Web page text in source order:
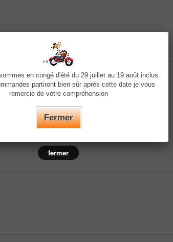
les cheveux
en congé d'été du 29 juillet au 19 août inclus
partiront bien sûr après cette date je vous
remercie de votre compréhension
Fermer
fermer